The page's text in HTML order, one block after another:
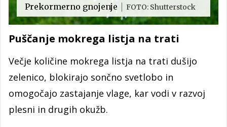
Prekormerno gnojenje FOTO: Shutterstock
Puščanje mokrega listja na trati
Večje količine mokrega listja na trati dušijo
zelenico, blokirajo sončno svetlobo in
omogočajo zastajanje vlage, kar vodi v razvoj
plesni in drugih okužb.